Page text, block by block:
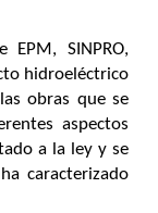
SINPRO,
hidroeléctrico
obras que se
aspectos
a la ley y se
caracterizado